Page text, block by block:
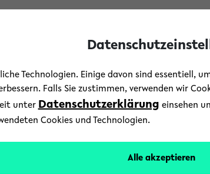
Forschung/News
individuellen
Technologien. Einige davon sind
Falls Sie zustimmen, verwenden wir
unter Datenschutzerklärung einsehen
Cookies und Technologien.
Alle akzeptieren